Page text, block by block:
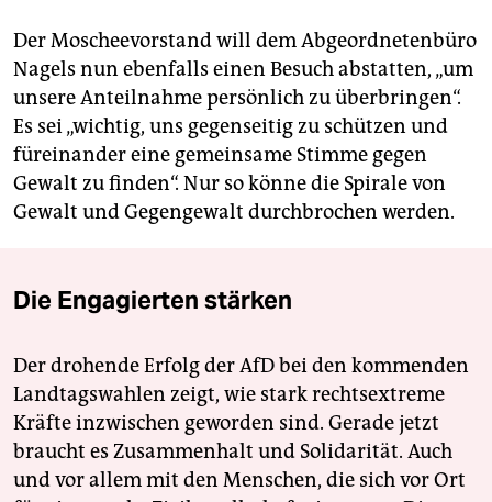
Der Moscheevorstand will dem Abgeordnetenbüro
Nagels nun ebenfalls einen Besuch abstatten, „um
unsere Anteilnahme persönlich zu überbringen“.
Es sei „wichtig, uns gegenseitig zu schützen und
füreinander eine gemeinsame Stimme gegen
Gewalt zu finden“. Nur so könne die Spirale von
Gewalt und Gegengewalt durchbrochen werden.
Die Engagierten stärken
Der drohende Erfolg der AfD bei den kommenden
Landtagswahlen zeigt, wie stark rechtsextreme
Kräfte inzwischen geworden sind. Gerade jetzt
braucht es Zusammenhalt und Solidarität. Auch
und vor allem mit den Menschen, die sich vor Ort